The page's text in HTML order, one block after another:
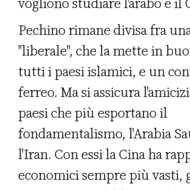
Pechino rimane divisa fra
"liberale", che la mette in
tutti i paesi islamici, e un
ferreo. Ma si assicura
paesi che più esportano il
fondamentalismo, l'Arabia
l'Iran. Con essi la Cina ha
economici sempre più vasti,